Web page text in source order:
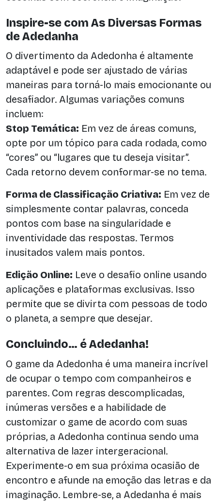
Inspire-se com As Diversas Formas
de Adedanha
O divertimento da Adedonha é altamente
adaptável e pode ser ajustado de várias
maneiras para torná-lo mais emocionante ou
desafiador. Algumas variações comuns
incluem:
Stop Temática: Em vez de áreas comuns,
opte por um tópico para cada rodada, como
“cores” ou “lugares que tu deseja visitar”.
Cada retorno devem conformar-se no tema.
Forma de Classificação Criativa: Em vez de
simplesmente contar palavras, conceda
pontos com base na singularidade e
inventividade das respostas. Termos
inusitados valem mais pontos.
Edição Online: Leve o desafio online usando
aplicações e plataformas exclusivas. Isso
permite que se divirta com pessoas de todo
o planeta, a sempre que desejar.
Concluindo… é Adedanha!
O game da Adedonha é uma maneira incrível
de ocupar o tempo com companheiros e
parentes. Com regras descomplicadas,
inúmeras versões e a habilidade de
customizar o game de acordo com suas
próprias, a Adedonha continua sendo uma
alternativa de lazer intergeracional.
Experimente-o em sua próxima ocasião de
encontro e afunde na emoção das letras e da
imaginação. Lembre-se, a Adedanha é mais